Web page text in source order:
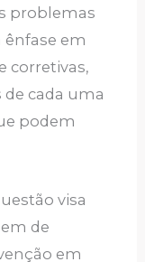
problemas
ênfase em
corretivas,
cada uma
podem
visa
de
em